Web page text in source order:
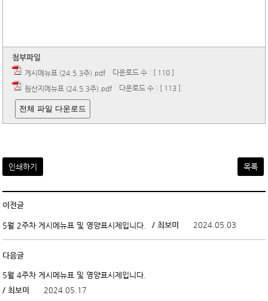
첨부파일
게시메뉴표 (24.5.3주).pdf 다운로드 수 : [ 110 ]
원산지메뉴표 (24.5.3주).pdf 다운로드 수 : [ 113 ]
전체 파일 다운로드
인쇄하기 목록
이전글
5월 2주차 게시메뉴표 및 영양표시제입니다. / 최보미 2024.05.03
다음글
5월 4주차 게시메뉴표 및 영양표시제입니다.
/ 최보미
2024.05.17